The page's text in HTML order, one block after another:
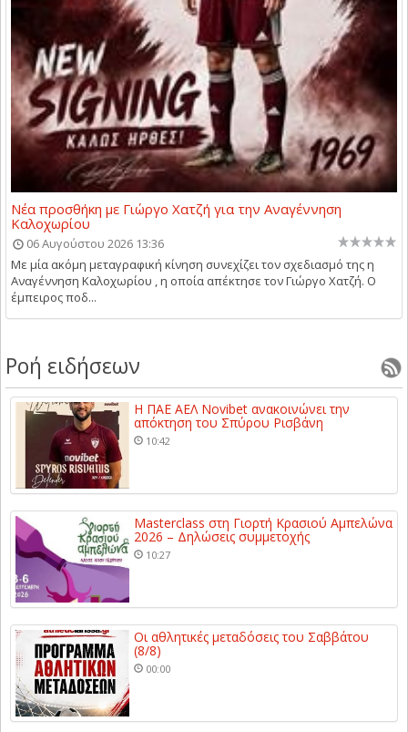
Νέα προσθήκη με Γιώργο Χατζή για την Αναγέννηση
Καλοχωρίου
06 Αυγούστου 2026 13:36
Με μία ακόμη μεταγραφική κίνηση συνεχίζει τον σχεδιασμό της η
Αναγέννηση Καλοχωρίου , η οποία απέκτησε τον Γιώργο Χατζή. Ο
έμπειρος ποδ...
Ροή ειδήσεων
Η ΠΑΕ ΑΕΛ Novibet ανακοινώνει την
απόκτηση του Σπύρου Ρισβάνη
10:42
Masterclass στη Γιορτή Κρασιού Αμπελώνα
2026 – Δηλώσεις συμμετοχής
10:27
Οι αθλητικές μεταδόσεις του Σαββάτου
(8/8)
00:00